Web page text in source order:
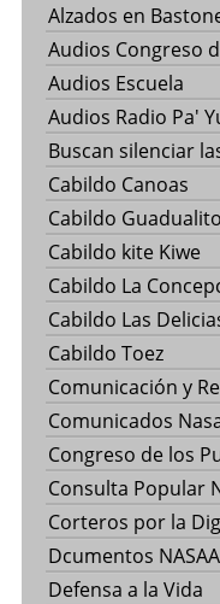
Alzados en
Audios Congreso
Audios Escuela
Audios Radio Pa'
Buscan silenciar
Cabildo Canoas
Cabildo Guadualito
Cabildo kite Kiwe
Cabildo La
Cabildo Las
Cabildo Toez
Comunicación y
Comunicados
Congreso de los
Consulta Popular
Corteros por la
Dcumentos
Defensa a la Vida